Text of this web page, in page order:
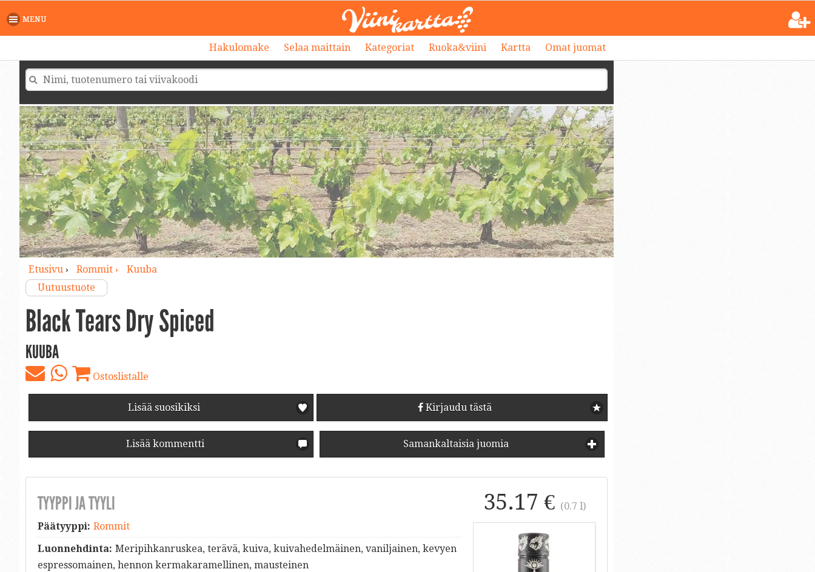
MENU
Hakulomake Selaa maittain Kategoriat Ruoka&viini Kartta Omat juomat
Etusivu› Rommit ›
Kuuba
Uutuustuote
Black Tears Dry Spiced
KUUBA
Ostoslistalle
Lisää suosikiksi Kirjaudu tästä
Lisää kommentti Samankaltaisia juomia
35.17 € (0.7 l)
TYYPPI JA TYYLI
Päätyyppi: Rommit
Luonnehdinta: Meripihkanruskea, terävä, kuiva, kuivahedelmäinen, vaniljainen, kevyen
espressomainen, hennon kermakaramellinen, mausteinen